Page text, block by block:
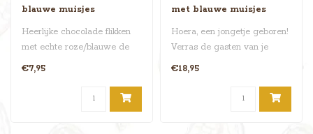
blauwe muisjes
Heerlijke chocolade flikken
met echte roze/blauwe de
Ruijter muisjes. Er zitten ..
€7,95
met blauwe muisjes
Hoera, een jongetje geboren!
Verras de gasten van je
kraamfeest met deze unieke ..
€18,95